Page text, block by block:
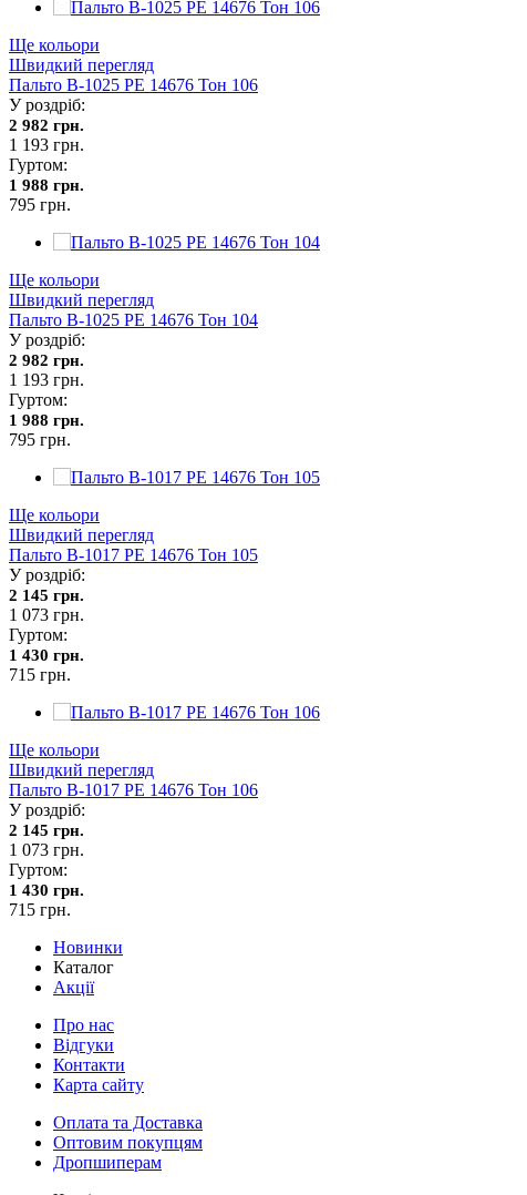
Ще кольори
Швидкий перегляд
Пальто В-1025 PE 14676 Тон 106
У роздріб:
2 982 грн.
1 193 грн.
Гуртом:
1 988 грн.
795 грн.
Ще кольори
Швидкий перегляд
Пальто В-1025 PE 14676 Тон 104
У роздріб:
2 982 грн.
1 193 грн.
Гуртом:
1 988 грн.
795 грн.
Ще кольори
Швидкий перегляд
Пальто В-1017 PE 14676 Тон 105
У роздріб:
2 145 грн.
1 073 грн.
Гуртом:
1 430 грн.
715 грн.
Ще кольори
Швидкий перегляд
Пальто В-1017 PE 14676 Тон 106
У роздріб:
2 145 грн.
1 073 грн.
Гуртом:
1 430 грн.
715 грн.
Новинки
Каталог
Акції
Про нас
Відгуки
Контакти
Карта сайту
Оплата та Доставка
Оптовим покупцям
Дропшиперам